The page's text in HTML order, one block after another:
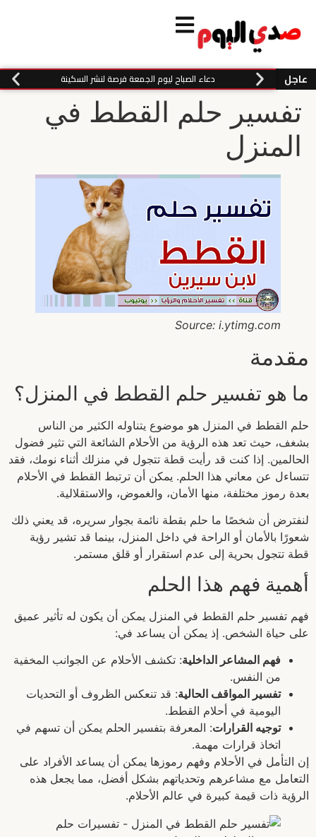
عاجل دعاء الصباح ليوم الجمعة فرصة لنشر السكينة
تفسير حلم القطط في
المنزل
Source: i.ytimg.com
مقدمة
ما هو تفسير حلم القطط في المنزل؟
حلم القطط في المنزل هو موضوع يتناوله الكثير من الناس
بشغف، حيث تعد هذه الرؤية من الأحلام الشائعة التي تثير فضول
الحالمين. إذا كنت قد رأيت قطة تتجول في منزلك أثناء نومك، فقد
تتساءل عن معاني هذا الحلم. يمكن أن ترتبط القطط في الأحلام
بعدة رموز مختلفة، منها الأمان، والغموض، والاستقلالية.
لنفترض أن شخصًا ما حلم بقطة نائمة بجوار سريره، قد يعني ذلك
شعورًا بالأمان أو الراحة في داخل المنزل، بينما قد تشير رؤية
قطة تتجول بحرية إلى عدم استقرار أو قلق مستمر.
أهمية فهم هذا الحلم
فهم تفسير حلم القطط في المنزل يمكن أن يكون له تأثير عميق
على حياة الشخص. إذ يمكن أن يساعد في:
فهم المشاعر الداخلية: تكشف الأحلام عن الجوانب المخفية
من النفس.
تفسير المواقف الحالية: قد تنعكس الظروف أو التحديات
اليومية في أحلام القطط.
توجيه القرارات: المعرفة بتفسير الحلم يمكن أن تسهم في
اتخاذ قرارات مهمة.
إن التأمل في الأحلام وفهم رموزها يمكن أن يساعد الأفراد على
التعامل مع مشاعرهم وتحدياتهم بشكل أفضل، مما يجعل هذه
الرؤية ذات قيمة كبيرة في عالم الأحلام.